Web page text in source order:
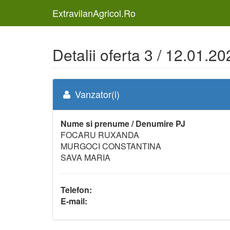
ExtravilanAgricol.Ro
Detalii oferta 3 /
Vanzator(i)
Nume si prenume / Denumire PJ
FOCARU RUXANDA
MURGOCI CONSTANTINA
SAVA MARIA
Telefon:
E-mail: